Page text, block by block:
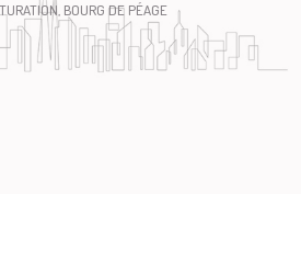
BOURG DE PÉAGE